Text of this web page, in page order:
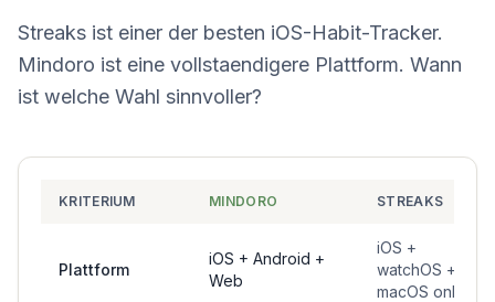
Streaks ist einer der besten iOS-Habit-Tracker.
Mindoro ist eine vollstaendigere Plattform. Wann
ist welche Wahl sinnvoller?
KRITERIUM MINDORO STREAKS
Plattform
iOS + Android +
Web
iOS +
watchOS +
macOS only